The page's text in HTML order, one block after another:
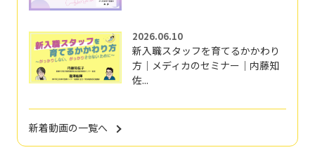
2026.06.10
新入職スタッフを育てるかかわり
方｜メディカのセミナー｜内藤知
佐...
新着動画の一覧へ